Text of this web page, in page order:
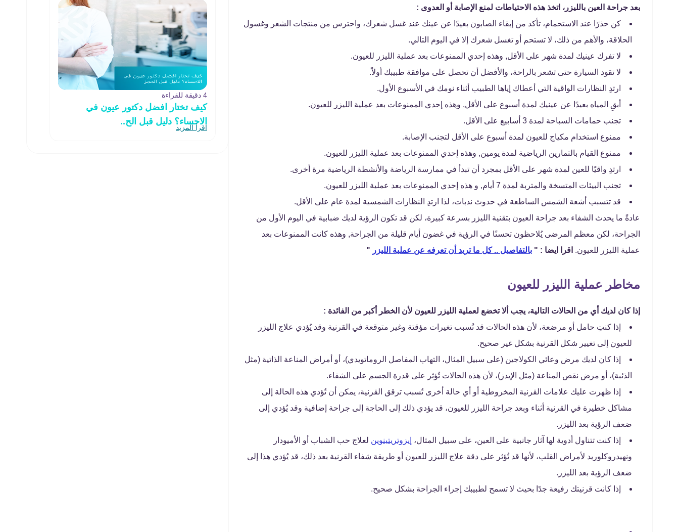
بعد جراحة العين بالليزر، اتخذ هذه الاحتياطات لمنع الإصابة أو العدوى :
كن حذرًا عند الاستحمام، تأكد من إبقاء الصابون بعيدًا عن عينك عند غسل شعرك، واحترس من منتجات الشعر وغسول
الحلاقة، والأهم من ذلك، لا تستحم أو تغسل شعرك إلا في اليوم التالي.
لا تفرك عينيك لمدة شهر على الأقل, وهذه إحدي الممنوعات بعد عملية الليزر للعيون.
لا تقود السيارة حتى تشعر بالراحة، والأفضل أن تحصل على موافقة طبيبك أولاً.
ارتدِ النظارات الواقية التي أعطاك إياها الطبيب أثناء نومك في الأسبوع الأول.
أبقِ المياه بعيدًا عن عينيك لمدة أسبوع على الأقل, وهذه إحدي الممنوعات بعد عملية الليزر للعيون.
تجنب حمامات السباحة لمدة 3 أسابيع على الأقل.
ممنوع استخدام مكياج للعيون لمدة أسبوع على الأقل لتجنب الإصابة.
ممنوع القيام بالتمارين الرياضية لمدة يومين, وهذه إحدي الممنوعات بعد عملية الليزر للعيون.
ارتدِ واقيًا للعين لمدة شهر على الأقل بمجرد أن تبدأ في ممارسة الرياضة والأنشطة الرياضية مرة أخرى.
تجنب البيئات المتسخة والمتربة لمدة 7 أيام, و هذه إحدي الممنوعات بعد عملية الليزر للعيون.
قد تتسبب أشعة الشمس الساطعة في حدوث ندبات، لذا ارتدِ النظارات الشمسية لمدة عام على الأقل.
عادةً ما يحدث الشفاء بعد جراحة العيون بتقنية الليزر بسرعة كبيرة، لكن قد تكون الرؤية لديك ضبابية في اليوم الأول من
الجراحة، لكن معظم المرضى يُلاحظون تحسنًا في الرؤية في غضون أيام قليلة من الجراحة, وهذه كانت الممنوعات بعد
عملية الليزر للعيون. اقرا ايضا : " بالتفاصيل .. كل ما تريد أن تعرفه عن عملية الليزر "
مخاطر عملية الليزر للعيون
إذا كان لديك أي من الحالات التالية، يجب ألا تخضع لعملية الليزر للعيون لأن الخطر أكبر من الفائدة :
إذا كنتِ حامل أو مرضعة، لأن هذه الحالات قد تُسبب تغيرات مؤقتة وغير متوقعة في القرنية وقد يُؤدي علاج الليزر
للعيون إلى تغيير شكل القرنية بشكل غير صحيح.
إذا كان لديك مرض وعائي الكولاجين (على سبيل المثال، التهاب المفاصل الروماتويدي)، أو أمراض المناعة الذاتية (مثل
الذئبة)، أو مرض نقص المناعة (مثل الإيدز)، لأن هذه الحالات تُؤثر على قدرة الجسم على الشفاء.
إذا ظهرت عليك علامات القرنية المخروطية أو أي حالة أخرى تُسبب ترقق القرنية، يمكن أن تُؤدي هذه الحالة إلى
مشاكل خطيرة في القرنية أثناء وبعد جراحة الليزر للعيون، قد يؤدي ذلك إلى الحاجة إلى جراحة إضافية وقد يُؤدي إلى
ضعف الرؤية بعد الليزر.
إذا كنت تتناول أدوية لها آثار جانبية على العين، على سبيل المثال، إيزوتريتينوين لعلاج حب الشباب أو الأميودار
ونهيدروكلوريد لأمراض القلب، لأنها قد تُؤثر على دقة علاج الليزر للعيون أو طريقة شفاء القرنية بعد ذلك، قد يُؤدي هذا إلى
ضعف الرؤية بعد الليزر.
إذا كانت قرنيتك رفيعة جدًا بحيث لا تسمح لطبيبك إجراء الجراحة بشكل صحيح.
4 دقيقة للقراءة
كيف تختار افضل دكتور عيون في
الاحساء؟ دليل قبل الح..
اقرأ المزيد